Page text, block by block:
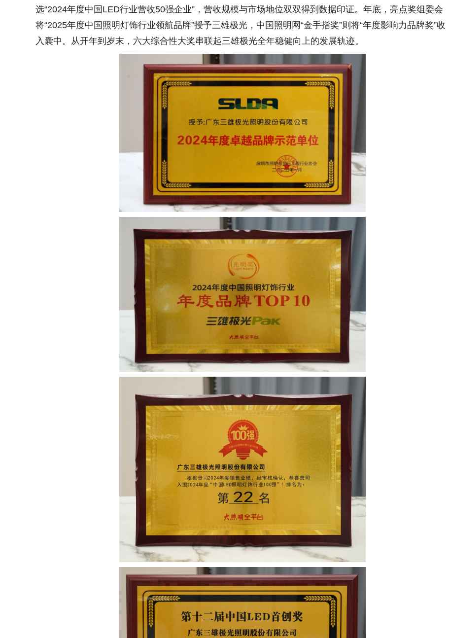
选“2024年度中国LED行业营收50强企业”，营收规模与市场地位双双得到数据印证。年底，亮点奖组委会
将“2025年度中国照明灯饰行业领航品牌”授予三雄极光，中国照明网“金手指奖”则将“年度影响力品牌奖”收
入囊中。从开年到岁末，六大综合性大奖串联起三雄极光全年稳健向上的发展轨迹。